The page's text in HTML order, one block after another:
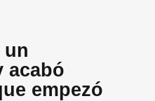
un
acabó
empezó